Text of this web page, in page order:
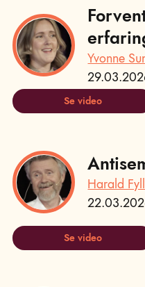
Yvonne
Se video
Harald
Se video